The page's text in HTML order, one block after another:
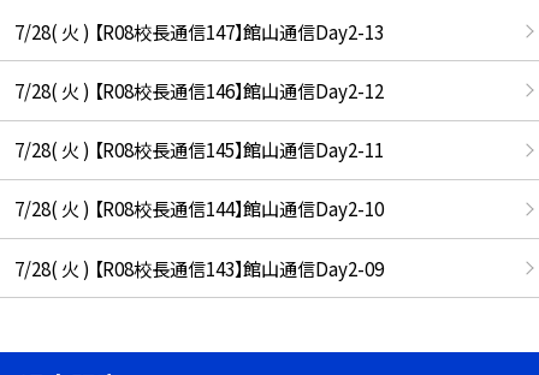
7/28( 火 ) 【R08校長通信147】館山通信Day2-13
7/28( 火 ) 【R08校長通信146】館山通信Day2-12
7/28( 火 ) 【R08校長通信145】館山通信Day2-11
7/28( 火 ) 【R08校長通信144】館山通信Day2-10
7/28( 火 ) 【R08校長通信143】館山通信Day2-09